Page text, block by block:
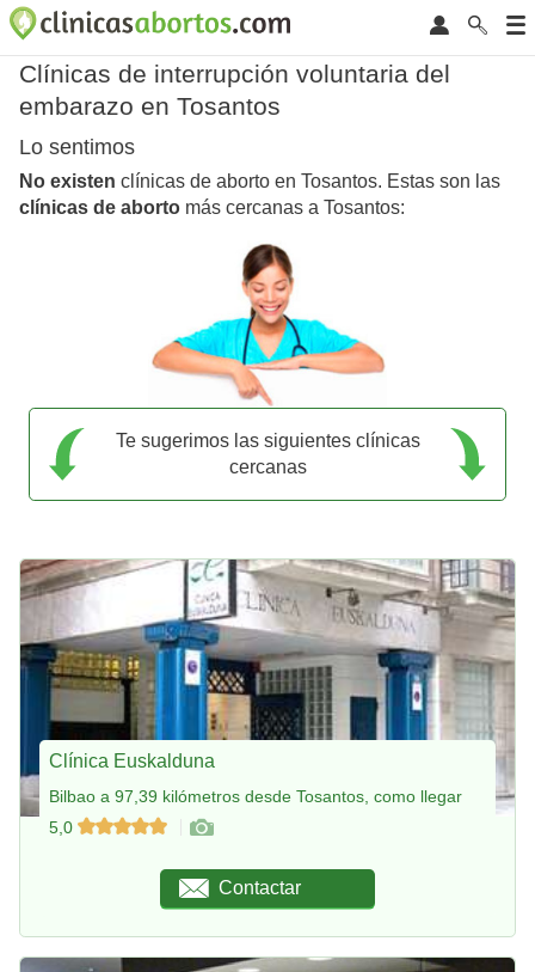
Clínicas de interrupción voluntaria del
embarazo en Tosantos
Lo sentimos
No existen clínicas de aborto en Tosantos. Estas son las
clínicas de aborto más cercanas a Tosantos:
Te sugerimos las siguientes clínicas
cercanas
Clínica Euskalduna
Bilbao a 97,39 kilómetros desde Tosantos, como llegar
5,0
Contactar